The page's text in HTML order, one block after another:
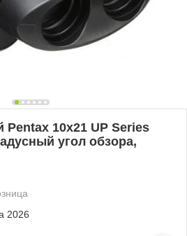
10x21 UP Series
угол обзора,
2026